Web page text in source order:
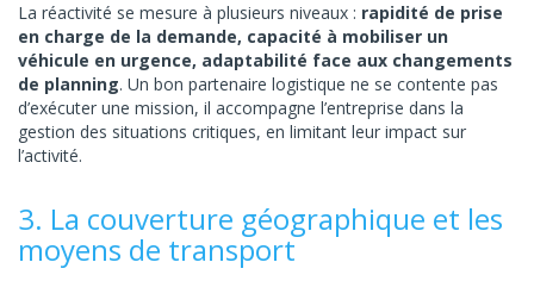
La réactivité se mesure à plusieurs niveaux : rapidité de prise
en charge de la demande, capacité à mobiliser un
véhicule en urgence, adaptabilité face aux changements
de planning. Un bon partenaire logistique ne se contente pas
d’exécuter une mission, il accompagne l’entreprise dans la
gestion des situations critiques, en limitant leur impact sur
l’activité.
3. La couverture géographique et les
moyens de transport